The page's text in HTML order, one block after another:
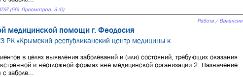
(56) Просмотров: 3 (0)
Работа / Вакансии
медицинской помощи г. Феодосия
РК «Крымский республиканский центр медицины к
в целях выявления заболеваний и (или) состояний, требующих оказания
и неотложной формах вне медицинской организации 2. Назначение
заболе...